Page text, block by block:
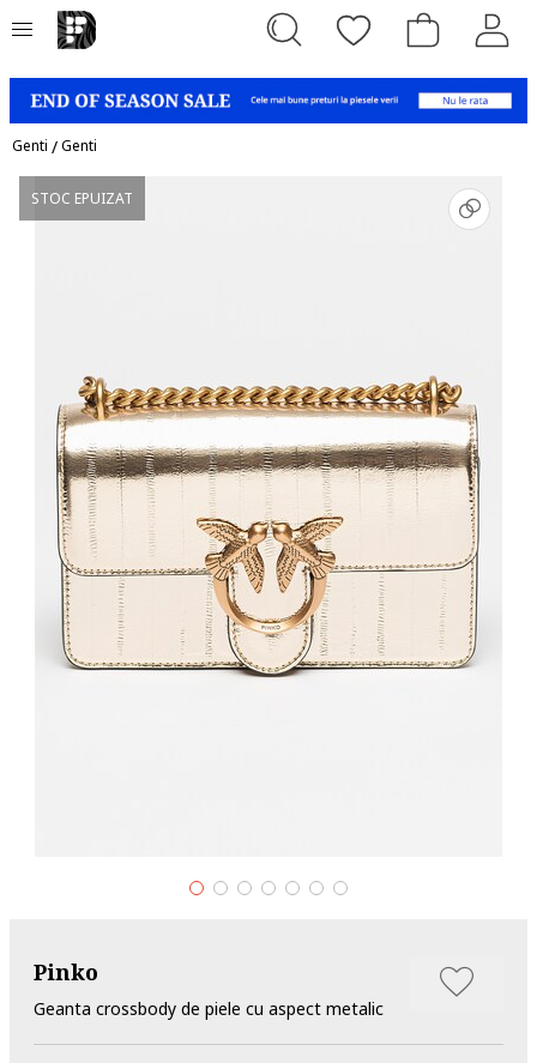
Genti /Genti
STOC EPUIZAT
Pinko
Geanta crossbody de piele cu aspect metalic